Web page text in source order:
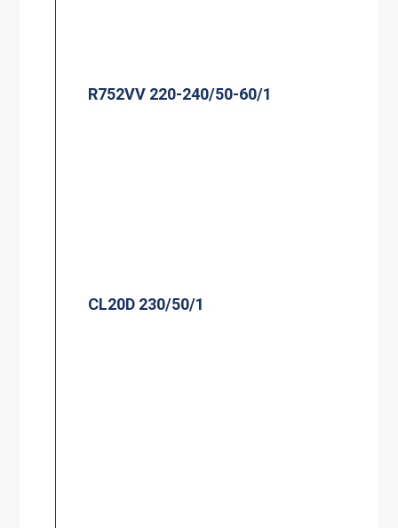
R752VV 220-240/50-60/1
CL20D 230/50/1